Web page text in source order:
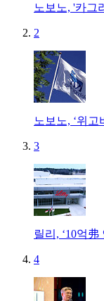
노보노, '카그
2
노보노, ‘위
3
릴리, ‘10억
4